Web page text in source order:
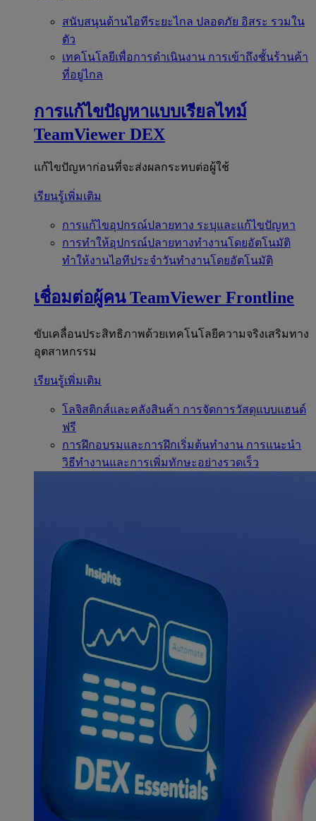
สนับสนุนด้านไอทีระยะไกล ปลอดภัย อิสระ รวมใน
ตัว
เทคโนโลยีเพื่อการดำเนินงาน การเข้าถึงชั้นร้านค้า
ที่อยู่ไกล
การแก้ไขปัญหาแบบเรียลไทม์
TeamViewer DEX
แก้ไขปัญหาก่อนที่จะส่งผลกระทบต่อผู้ใช้
เรียนรู้เพิ่มเติม
การแก้ไขอุปกรณ์ปลายทาง ระบุและแก้ไขปัญหา
การทำให้อุปกรณ์ปลายทางทำงานโดยอัตโนมัติ
ทำให้งานไอทีประจำวันทำงานโดยอัตโนมัติ
เชื่อมต่อผู้คน TeamViewer Frontline
ขับเคลื่อนประสิทธิภาพด้วยเทคโนโลยีความจริงเสริมทาง
อุตสาหกรรม
เรียนรู้เพิ่มเติม
โลจิสติกส์และคลังสินค้า การจัดการวัสดุแบบแฮนด์
ฟรี
การฝึกอบรมและการฝึกเริ่มต้นทำงาน การแนะนำ
วิธีทำงานและการเพิ่มทักษะอย่างรวดเร็ว